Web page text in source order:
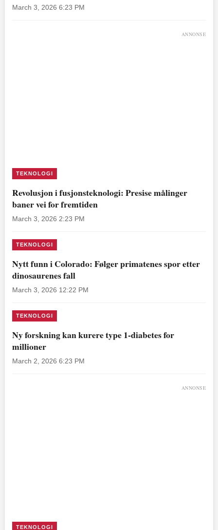
March 3, 2026 6:23 PM
ANNONSE
TEKNOLOGI
Revolusjon i fusjonsteknologi: Presise målinger
baner vei for fremtiden
March 3, 2026 2:23 PM
TEKNOLOGI
Nytt funn i Colorado: Følger primatenes spor etter
dinosaurenes fall
March 3, 2026 12:22 PM
TEKNOLOGI
Ny forskning kan kurere type 1-diabetes for
millioner
March 2, 2026 6:23 PM
ANNONSE
TEKNOLOGI